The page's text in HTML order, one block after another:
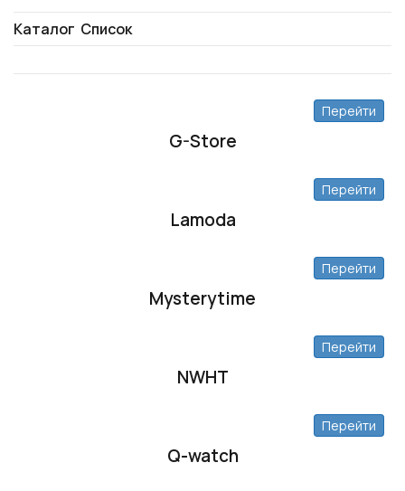
Каталог Список
Перейти
G-Store
Перейти
Lamoda
Перейти
Mysterytime
Перейти
NWHT
Перейти
Q-watch